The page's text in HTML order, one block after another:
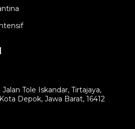
Jalan Tole Iskandar, Tirtajaya,
Depok, Jawa Barat, 16412